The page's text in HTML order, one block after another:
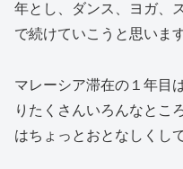
年とし、ダンス、ヨガ、
で続けていこうと思います
マレーシア滞在の１年目
りたくさんいろんなとこ
はちょっとおとなしくし